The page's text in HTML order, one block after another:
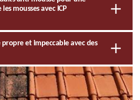
mousses avec ICP
et impeccable avec des